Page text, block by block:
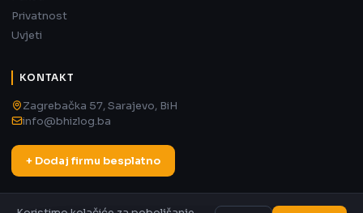
Privatnost
Uvjeti
KONTAKT
Zagrebačka 57, Sarajevo, BiH
info@bhizlog.ba
+ Dodaj firmu besplatno